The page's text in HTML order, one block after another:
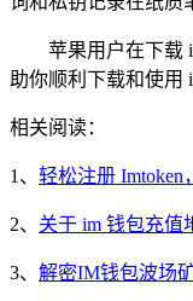
苹果用户在下载
助你顺利下载和使用
相关阅读：
1、 轻松注册
2、 关于 im 钱包充值
3、 解密IM钱包波场